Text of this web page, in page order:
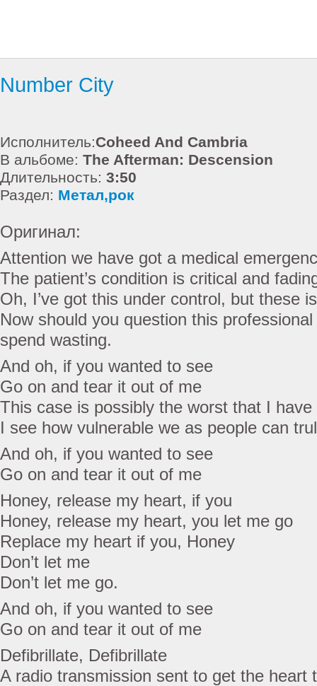
Number City
Исполнитель:Coheed And Cambria
В альбоме: The Afterman: Descension
Длительность: 3:50
Раздел: Метал,рок
Оригинал:
Attention we have got a medical
The patient’s condition is critical and
Oh, I’ve got this under control, but these
Now should you question this professional
spend wasting.
And oh, if you wanted to see
Go on and tear it out of me
This case is possibly the worst that I have
I see how vulnerable we as people can
And oh, if you wanted to see
Go on and tear it out of me
Honey, release my heart, if you
Honey, release my heart, you let me go
Replace my heart if you, Honey
Don’t let me
Don’t let me go.
And oh, if you wanted to see
Go on and tear it out of me
Defibrillate, Defibrillate
A radio transmission sent to get the heart